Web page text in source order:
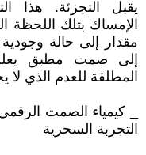
يقبل التجزئة. هذا
الإمساك بتلك اللحظة
مقدار إلى حالة
إلى صمت مطبق يعلن
المطلقة للعدم الذي
_ كيمياء الصمت
التجربة السحرية